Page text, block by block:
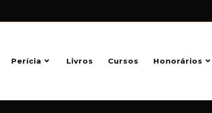
Perícia Livros Cursos Honorários